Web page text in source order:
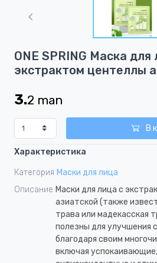
1
of
ONE SPRING Маска для
экстрактом центеллы
3.2 man
В
Характеристика
Категория Маски для лица
Описание Маски для лица с
азиатской (также
трава или мадекасская
полезны для улучшения
благодаря своим
включая